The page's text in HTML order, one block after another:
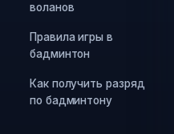
воланов
Правила игры в
бадминтон
Как получить разряд
по бадминтону